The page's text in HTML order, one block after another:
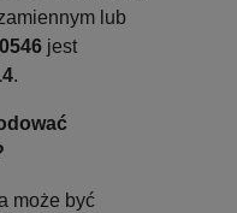
lub
jest
.
może być